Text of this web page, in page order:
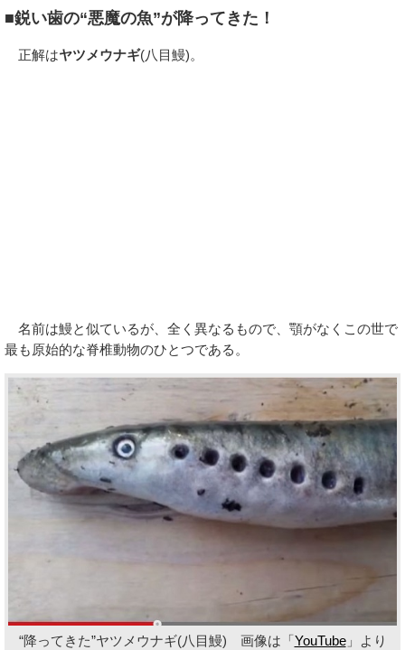
■鋭い歯の“悪魔の魚”が降ってきた！
正解はヤツメウナギ(八目鰻)。
名前は鰻と似ているが、全く異なるもので、顎がなくこの世で
最も原始的な脊椎動物のひとつである。
“降ってきた”ヤツメウナギ(八目鰻) 画像は「YouTube」より